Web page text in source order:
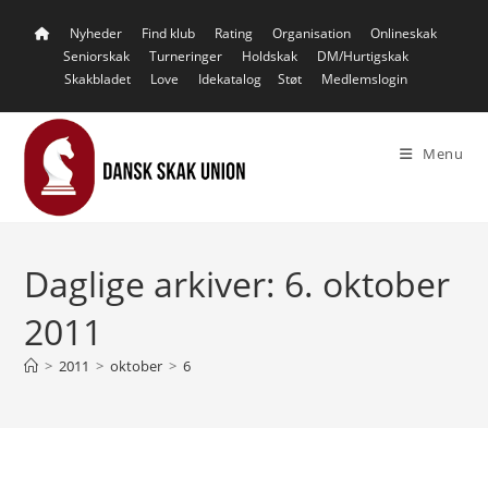
Nyheder Find klub Rating Organisation
Onlineskak
Seniorskak
Turneringer Holdskak
DM/Hurtigskak
Skakbladet
Love Idekatalog Støt Medlemslogin
Menu
Daglige arkiver: 6. oktober
2011
> 2011 > oktober > 6